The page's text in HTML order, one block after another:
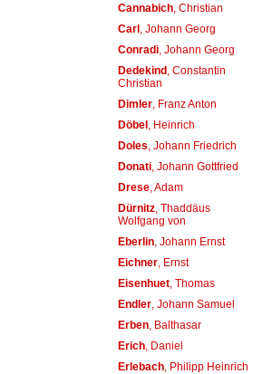
Cannabich, Christian
Carl, Johann Georg
Conradi, Johann Georg
Dedekind, Constantin
Christian
Dimler, Franz Anton
Döbel, Heinrich
Doles , Johann Friedrich
Donati, Johann Gottfried
Drese, Adam
Dürnitz, Thaddäus
Wolfgang von
Eberlin, Johann Ernst
Eichner, Ernst
Eisenhuet, Thomas
Endler, Johann Samuel
Erben, Balthasar
Erich, Daniel
Erlebach, Philipp Heinrich